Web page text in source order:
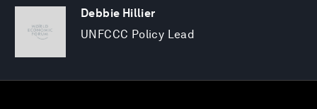
Debbie Hillier
UNFCCC Policy Lead